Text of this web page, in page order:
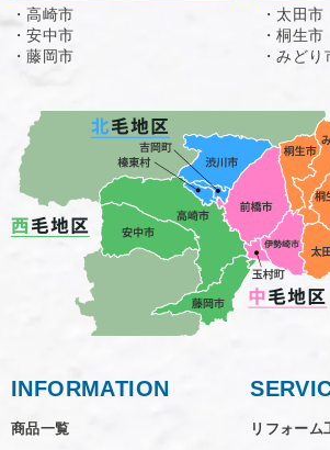
・高崎市
・安中市
・藤岡市
・太田市
・桐生市
・みどり
INFORMATION
商品一覧
リフォーム